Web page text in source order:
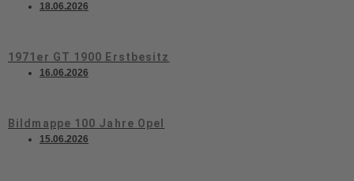
18.06.2026
1971er GT 1900 Erstbesitz
16.06.2026
Bildmappe 100 Jahre Opel
15.06.2026